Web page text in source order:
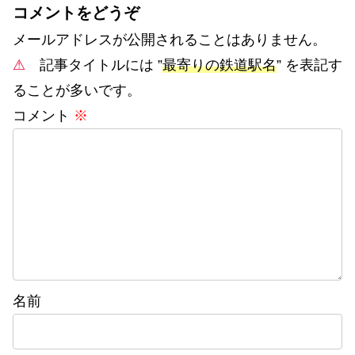
コメントをどうぞ
メールアドレスが公開されることはありません。
⚠ 記事タイトルには ”最寄りの鉄道駅名” を表記す
ることが多いです。
コメント ※
名前